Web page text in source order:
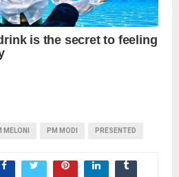
MELONI PM MODI PRESENTED